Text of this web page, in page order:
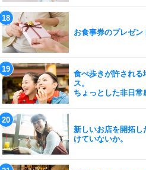
お食事券のプレゼン
食べ歩きが許される
ス。
ちょっとした非日常
新しいお店を開拓し
けていないか。